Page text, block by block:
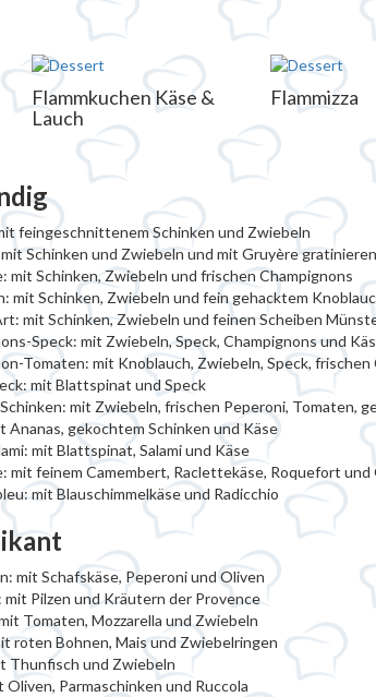
Flammkuchen Käse &
Lauch
Flammizza
feingeschnittenem Schinken und Zwiebeln
Schinken und Zwiebeln und mit Gruyère gratinieren
mit Schinken, Zwiebeln und frischen Champignons
mit Schinken, Zwiebeln und fein gehacktem
mit Schinken, Zwiebeln und feinen Scheiben
Speck: mit Zwiebeln, Speck, Champignons und
Tomaten: mit Knoblauch, Zwiebeln, Speck,
mit Blattspinat und Speck
mit Zwiebeln, frischen Peperoni, Tomaten,
Ananas, gekochtem Schinken und Käse
mit Blattspinat, Salami und Käse
mit feinem Camembert, Raclettekäse, Roquefort und
mit Blauschimmelkäse und Radicchio
mit Schafskäse, Peperoni und Oliven
mit Pilzen und Kräutern der Provence
Tomaten, Mozzarella und Zwiebeln
roten Bohnen, Mais und Zwiebelringen
Thunfisch und Zwiebeln
Oliven, Parmaschinken und Ruccola